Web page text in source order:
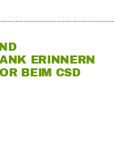
ERINNERN
BEIM CSD